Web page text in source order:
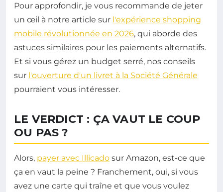
Pour approfondir, je vous recommande de jeter
un œil à notre article sur l'expérience shopping
mobile révolutionnée en 2026, qui aborde des
astuces similaires pour les paiements alternatifs.
Et si vous gérez un budget serré, nos conseils
sur l'ouverture d'un livret à la Société Générale
pourraient vous intéresser.
LE VERDICT : ÇA VAUT LE COUP
OU PAS ?
Alors, payer avec Illicado sur Amazon, est-ce que
ça en vaut la peine ? Franchement, oui, si vous
avez une carte qui traîne et que vous voulez